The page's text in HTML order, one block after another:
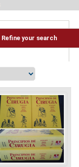
Refine your search